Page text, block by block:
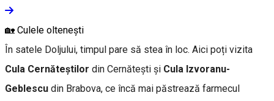
🏡 Culele oltenești
În satele Doljului, timpul pare să stea în loc. Aici poți vizita
Cula Cernăteștilor din Cernătești și Cula Izvoranu-
Geblescu din Brabova, ce încă mai păstrează farmecul